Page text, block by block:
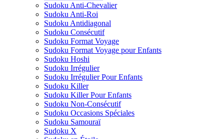
Sudoku Anti-Chevalier
Sudoku Anti-Roi
Sudoku Antidiagonal
Sudoku Consécutif
Sudoku Format Voyage
Sudoku Format Voyage pour Enfants
Sudoku Hoshi
Sudoku Irrégulier
Sudoku Irrégulier Pour Enfants
Sudoku Killer
Sudoku Killer Pour Enfants
Sudoku Non-Consécutif
Sudoku Occasions Spéciales
Sudoku Samouraï
Sudoku X